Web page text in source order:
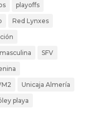
playoffs
Red Lynxes
SFV
Unicaja Almería
playa